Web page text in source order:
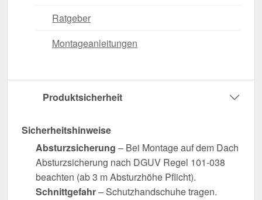
Ratgeber
Montageanleitungen
Produktsicherheit
Sicherheitshinweise
Absturzsicherung – Bei Montage auf dem Dach
Absturzsicherung nach DGUV Regel 101-038
beachten (ab 3 m Absturzhöhe Pflicht).
Schnittgefahr– Schutzhandschuhe tragen.